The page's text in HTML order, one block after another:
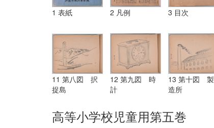
1 表紙 2 凡例 3 目次
11 第八図 択
捉島
12 第九図 時
計
13 第十図 製
造所
高等小学校児童用第五巻